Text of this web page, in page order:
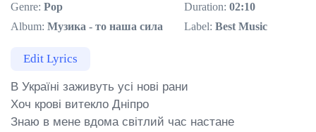
Genre: Pop
Album: Музика - то наша сила
Duration: 02:10
Label: Best Music
Edit Lyrics
В Україні заживуть усі нові рани
Хоч крові витекло Дніпро
Знаю в мене вдома світлий час настане